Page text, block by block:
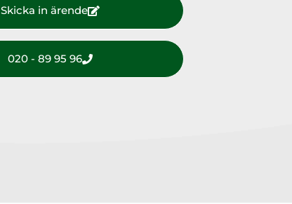
Skicka in ärende
020 - 89 95 96